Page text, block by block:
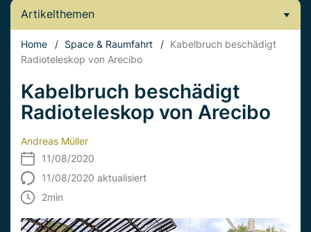
Artikelthemen
Home / Space & Raumfahrt / Kabelbruch beschädigt
Radioteleskop von Arecibo
Kabelbruch beschädigt
Radioteleskop von Arecibo
Andreas Müller
11/08/2020
11/08/2020 aktualisiert
2min